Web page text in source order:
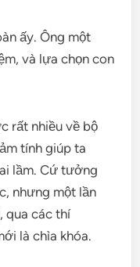
ấy. Ông một
và lựa chọn con
rất nhiều về bộ
tính giúp ta
lầm. Cứ tưởng
nhưng một lần
qua các thí
là chìa khóa.